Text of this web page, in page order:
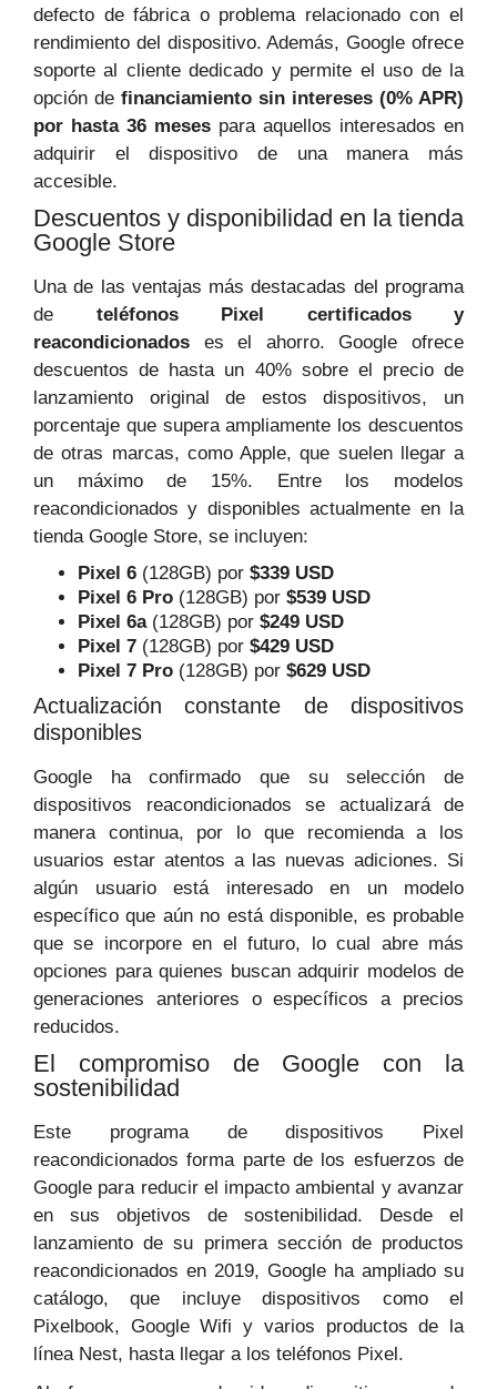
defecto de fábrica o problema relacionado con el
rendimiento del dispositivo. Además, Google ofrece
soporte al cliente dedicado y permite el uso de la
opción de financiamiento sin intereses (0% APR)
por hasta 36 meses para aquellos interesados en
adquirir el dispositivo de una manera más
accesible.
Descuentos y disponibilidad en la tienda
Google Store
Una de las ventajas más destacadas del programa
de teléfonos Pixel certificados y
reacondicionados es el ahorro. Google ofrece
descuentos de hasta un 40% sobre el precio de
lanzamiento original de estos dispositivos, un
porcentaje que supera ampliamente los descuentos
de otras marcas, como Apple, que suelen llegar a
un máximo de 15%. Entre los modelos
reacondicionados y disponibles actualmente en la
tienda Google Store, se incluyen:
Pixel 6 (128GB) por $339 USD
Pixel 6 Pro (128GB) por $539 USD
Pixel 6a(128GB) por $249 USD
Pixel 7 (128GB) por $429 USD
Pixel 7 Pro (128GB) por $629 USD
Actualización constante de dispositivos
disponibles
Google ha confirmado que su selección de
dispositivos reacondicionados se actualizará de
manera continua, por lo que recomienda a los
usuarios estar atentos a las nuevas adiciones. Si
algún usuario está interesado en un modelo
específico que aún no está disponible, es probable
que se incorpore en el futuro, lo cual abre más
opciones para quienes buscan adquirir modelos de
generaciones anteriores o específicos a precios
reducidos.
El compromiso de Google con la
sostenibilidad
Este programa de dispositivos Pixel
reacondicionados forma parte de los esfuerzos de
Google para reducir el impacto ambiental y avanzar
en sus objetivos de sostenibilidad. Desde el
lanzamiento de su primera sección de productos
reacondicionados en 2019, Google ha ampliado su
catálogo, que incluye dispositivos como el
Pixelbook, Google Wifi y varios productos de la
línea Nest, hasta llegar a los teléfonos Pixel.